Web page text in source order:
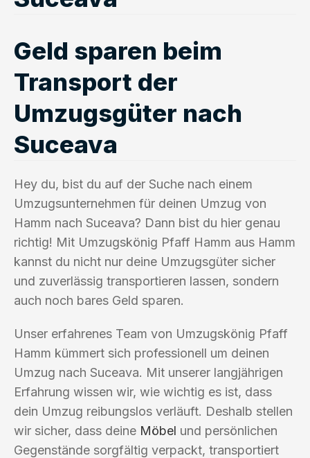
Geld sparen beim
Transport der
Umzugsgüter nach
Suceava
Hey du, bist du auf der Suche nach einem
Umzugsunternehmen für deinen Umzug von
Hamm nach Suceava? Dann bist du hier genau
richtig! Mit Umzugskönig Pfaff Hamm aus Hamm
kannst du nicht nur deine Umzugsgüter sicher
und zuverlässig transportieren lassen, sondern
auch noch bares Geld sparen.
Unser erfahrenes Team von Umzugskönig Pfaff
Hamm kümmert sich professionell um deinen
Umzug nach Suceava. Mit unserer langjährigen
Erfahrung wissen wir, wie wichtig es ist, dass
dein Umzug reibungslos verläuft. Deshalb stellen
wir sicher, dass deine Möbel und persönlichen
Gegenstände sorgfältig verpackt, transportiert